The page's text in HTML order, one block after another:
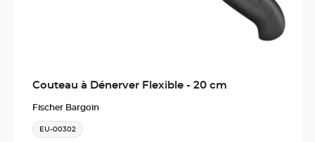
Couteau à Dénerver Flexible - 20 cm
Fischer Bargoin
EU-00302